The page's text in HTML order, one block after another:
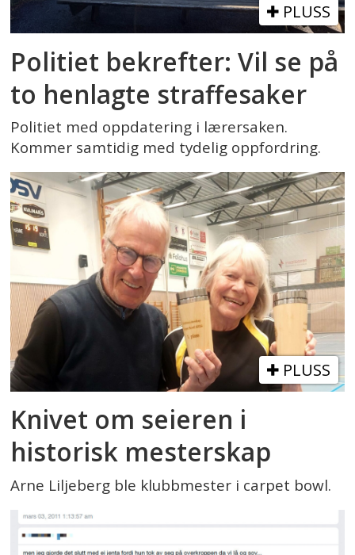
PLUSS
Politiet bekrefter: Vil se på
to henlagte straffesaker
Politiet med oppdatering i lærersaken.
Kommer samtidig med tydelig oppfordring.
PLUSS
Knivet om seieren i
historisk mesterskap
Arne Liljeberg ble klubbmester i carpet bowl.